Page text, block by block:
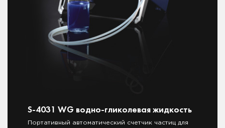
S-4031 WG водно-гликолевая жидкость
Портативный автоматический счетчик частиц для